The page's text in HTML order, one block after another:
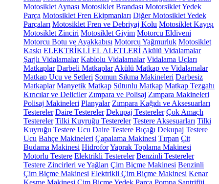
Motosiklet Aynası Motosiklet Brandası Motorsiklet Yedek
Parça Motosiklet Fren Ekipmanları Diğer Motosiklet Yedek
Parçaları Motosiklet Fren ve Debriyaj Kolu Motosiklet Kayışı
Motosiklet Zinciri Motosiklet Giyim Motorcu Eldiveni
Motorcu Botu ve Ayakkabısı Motorcu Yağmurluk Motosiklet
Kaskı ELEKTRİKLİ EL ALETLERİ Akülü Vidalamalar
Şarjlı Vidalamalar Kablolu Vidalamalar Vidalama Uçları
Matkaplar Darbeli Matkaplar Akülü Matkap ve Vidalamalar
Matkap Ucu ve Setleri Somun Sıkma Makineleri Darbesiz
Matkaplar Manyetik Matkap Sütunlu Matkap Matkap Tezgahı
Kırıcılar ve Deliciler Zımpara ve Polisaj Zımpara Makineleri
Polisaj Makineleri Planyalar Zımpara Kağıdı ve Aksesuarları
Testereler Daire Testereler Dekupaj Testereler Çok Amaçlı
Testereler Tilki Kuyruğu Testereler Testere Aksesuarları Tilki
Kuyruğu Testere Ucu Daire Testere Bıçağı Dekupaj Testere
Ucu Bahçe Makineleri Çapalama Makinesi Tırpan Çit
Budama Makinesi HidroforYaprak Toplama Makinesi
Motorlu Testere Elektrikli Testereler Benzinli Testereler
Testere Zincirleri ve Yağları Çim Biçme Makinesi Benzinli
Çim Biçme Makinesi Elektrikli Çim Biçme Makinesi Kenar
Kesme Makinesi Çim Biçme Yedek Parça Pompa Santrifüj